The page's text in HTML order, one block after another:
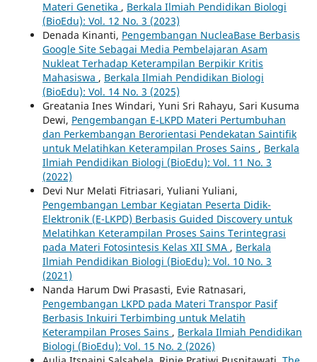
Materi Genetika , Berkala Ilmiah Pendidikan Biologi
(BioEdu): Vol. 12 No. 3 (2023)
Denada Kinanti, Pengembangan NucleaBase Berbasis
Google Site Sebagai Media Pembelajaran Asam
Nukleat Terhadap Keterampilan Berpikir Kritis
Mahasiswa , Berkala Ilmiah Pendidikan Biologi
(BioEdu): Vol. 14 No. 3 (2025)
Greatania Ines Windari, Yuni Sri Rahayu, Sari Kusuma
Dewi, Pengembangan E-LKPD Materi Pertumbuhan
dan Perkembangan Berorientasi Pendekatan Saintifik
untuk Melatihkan Keterampilan Proses Sains , Berkala
Ilmiah Pendidikan Biologi (BioEdu): Vol. 11 No. 3
(2022)
Devi Nur Melati Fitriasari, Yuliani Yuliani,
Pengembangan Lembar Kegiatan Peserta Didik-
Elektronik (E-LKPD) Berbasis Guided Discovery untuk
Melatihkan Keterampilan Proses Sains Terintegrasi
pada Materi Fotosintesis Kelas XII SMA , Berkala
Ilmiah Pendidikan Biologi (BioEdu): Vol. 10 No. 3
(2021)
Nanda Harum Dwi Prasasti, Evie Ratnasari,
Pengembangan LKPD pada Materi Transpor Pasif
Berbasis Inkuiri Terbimbing untuk Melatih
Keterampilan Proses Sains , Berkala Ilmiah Pendidikan
Biologi (BioEdu): Vol. 15 No. 2 (2026)